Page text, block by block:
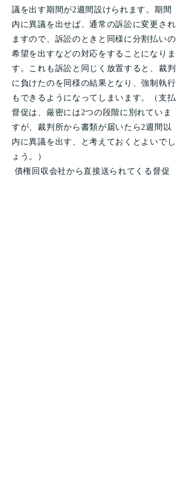
議を出す期間が2週間設けられます。期間
内に異議を出せば、通常の訴訟に変更され
ますので、訴訟のときと同様に分割払いの
希望を出すなどの対応をすることになりま
す。これも訴訟と同じく放置すると、裁判
に負けたのを同様の結果となり、強制執行
もできるようになってしまいます。（支払
督促は、厳密には2つの段階に別れていま
すが、裁判所から書類が届いたら2週間以
内に異議を出す、と考えておくとよいでし
ょう。）
債権回収会社から直接送られてくる督促